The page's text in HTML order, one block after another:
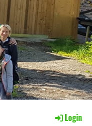
Login